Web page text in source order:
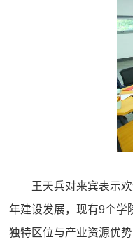
王天兵对来宾表示
年建设发展，现有9个学
独特区位与产业资源优